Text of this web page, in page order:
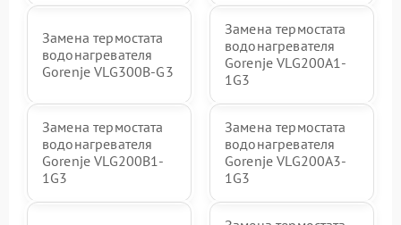
Замена термостата
водонагревателя
Gorenje VLG300B-G3
Замена термостата
водонагревателя
Gorenje VLG200А1-
1G3
Замена термостата
водонагревателя
Gorenje VLG200B1-
1G3
Замена термостата
водонагревателя
Gorenje VLG200A3-
1G3